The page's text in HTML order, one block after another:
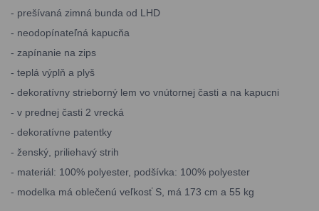
- prešívaná zimná bunda od LHD
- neodopínateľná kapucňa
- zapínanie na zips
- teplá výplň a plyš
- dekoratívny strieborný lem vo vnútornej časti a na kapucni
- v prednej časti 2 vrecká
- dekoratívne patentky
- ženský, priliehavý strih
- materiál: 100% polyester, podšívka: 100% polyester
- modelka má oblečenú veľkosť S, má 173 cm a 55 kg